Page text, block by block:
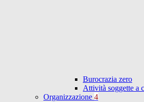
Burocrazia zero
Attività soggette a
Organizzazione 4